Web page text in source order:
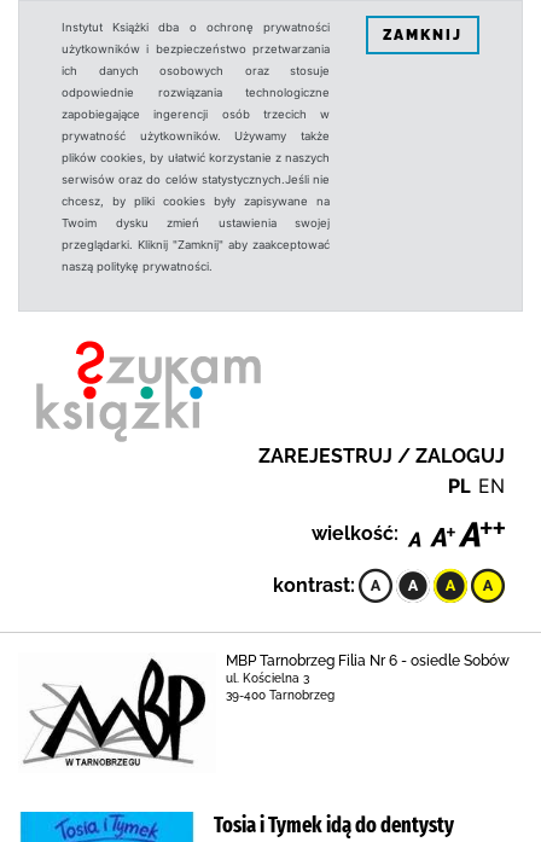
Instytut Książki dba o ochronę prywatności
użytkowników i bezpieczeństwo przetwarzania
ich danych osobowych oraz stosuje
odpowiednie rozwiązania technologiczne
zapobiegające ingerencji osób trzecich w
prywatność użytkowników. Używamy także
plików cookies, by ułatwić korzystanie z naszych
serwisów oraz do celów statystycznych.Jeśli nie
chcesz, by pliki cookies były zapisywane na
Twoim dysku zmień ustawienia swojej
przeglądarki. Kliknij "Zamknij" aby zaakceptować
naszą politykę prywatności.
ZAMKNIJ
ZAREJESTRUJ / ZALOGUJ
PL EN
wielkość:
kontrast:
MBP Tarnobrzeg Filia Nr 6 - osiedle Sobów
ul. Kościelna 3
39-400 Tarnobrzeg
Tosia i Tymek idą do dentysty